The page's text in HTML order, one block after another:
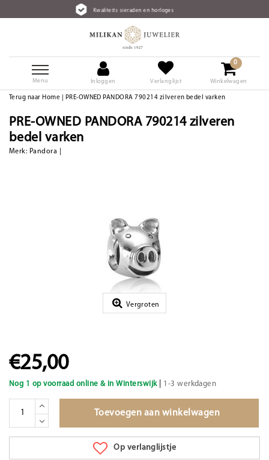
Kwaliteits sieraden en horloges
Menu Inloggen Verlanglijst
0
Winkelwagen
Terug naar Home PRE-OWNED PANDORA 790214 zilveren bedel varken
PRE-OWNED PANDORA 790214 zilveren
bedel varken
Merk: Pandora
Vergroten
€25,00
Nog 1 op voorraad online & in Winterswijk| 1-3 werkdagen
Toevoegen aan winkelwagen
Op verlanglijstje